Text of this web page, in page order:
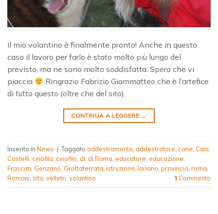
Il mio volantino è finalmente pronto! Anche in questo
caso il lavoro per farlo è stato molto più lungo del
previsto, ma ne sono molto soddisfatta. Spero che vi
piaccia
Ringrazio Fabrizio Giammatteo che è l’artefice
di tutto questo (oltre che del sito).
CONTINUA A LEGGERE →
Inserito in News | Taggato addestramento, addestratore, cane, Cani,
Castelli, cinofila, cinofilo, di, di Roma, educatore, educazione,
Frascati, Genzano, Grottaferrata, istruzione, lariano, provincia, roma,
Romani, sito, velletri, volantino 1 Commento